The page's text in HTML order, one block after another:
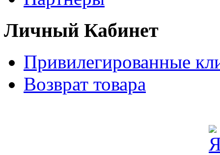
Личный Кабинет
Привилегированные
Возврат товара